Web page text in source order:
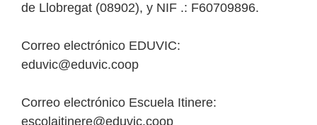
de Llobregat (08902), y NIF .: F60709896.
Correo electrónico EDUVIC:
eduvic@eduvic.coop
Correo electrónico Escuela Itinere:
escolaitinere@eduvic.coop